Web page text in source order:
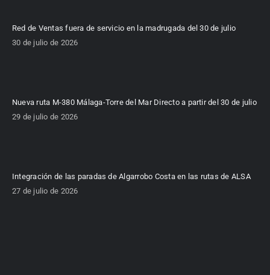
Red de Ventas fuera de servicio en la madrugada del 30 de julio
30 de julio de 2026
Nueva ruta M-380 Málaga-Torre del Mar Directo a partir del 30 de julio
29 de julio de 2026
Integración de las paradas de Algarrobo Costa en las rutas de ALSA
27 de julio de 2026